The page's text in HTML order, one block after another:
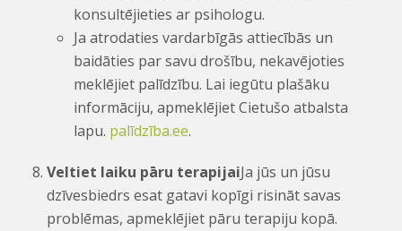
konsultējieties ar psihologu.
Ja atrodaties vardarbīgās attiecībās un
baidāties par savu drošību, nekavējoties
meklējiet palīdzību. Lai iegūtu plašāku
informāciju, apmeklējiet Cietušo atbalsta
lapu. palīdzība.ee.
Veltiet laiku pāru terapijaiJa jūs un jūsu
dzīvesbiedrs esat gatavi kopīgi risināt savas
problēmas, apmeklējiet pāru terapiju kopā.